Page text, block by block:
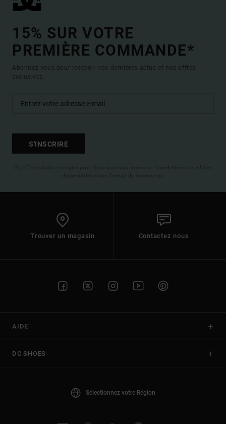
15% SUR VOTRE
PREMIÈRE COMMANDE*
Abonnez-vous pour recevoir nos dernières actus et nos offres
exclusives.
S'INSCRIRE
(*) Offre valable en ligne pour les nouveaux inscrits - Conditions détaillées
disponibles dans l'email de bienvenue
Trouver un magasin Contactez nous
AIDE
DC SHOES
Sélectionnez votre Région